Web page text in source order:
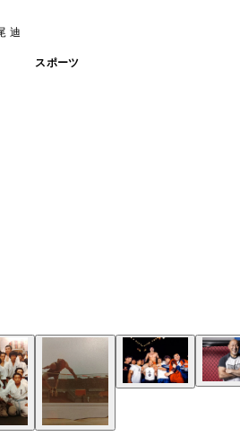
迪
スポーツ
日本大会のワンデートーナメントを
する和田
ナショナルに始まり三十数年、数え
裁いてきた和田良覚レフェリー